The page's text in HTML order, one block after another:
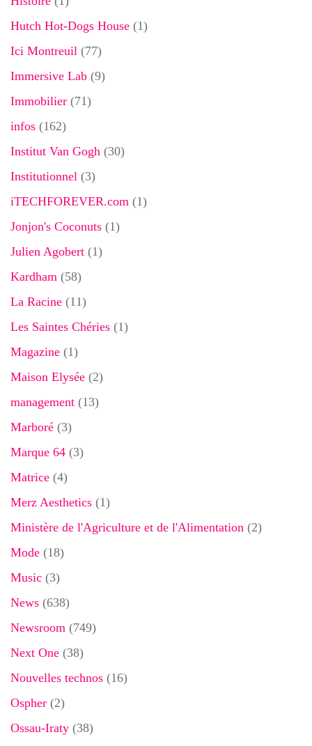
Hutch Hot-Dogs House (1)
Ici Montreuil (77)
Immersive Lab (9)
Immobilier (71)
infos (162)
Institut Van Gogh (30)
Institutionnel (3)
iTECHFOREVER.com (1)
Jonjon's Coconuts (1)
Julien Agobert (1)
Kardham (58)
La Racine (11)
Les Saintes Chéries (1)
Magazine (1)
Maison Elysée (2)
management (13)
Marboré (3)
Marque 64 (3)
Matrice (4)
Merz Aesthetics (1)
Ministère de l'Agriculture et de l'Alimentation (2)
Mode (18)
Music (3)
News (638)
Newsroom (749)
Next One (38)
Nouvelles technos (16)
Ospher (2)
Ossau-Iraty (38)